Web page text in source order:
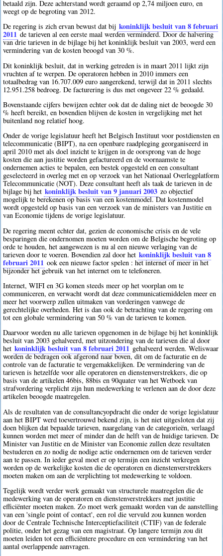
betaald zijn. Deze achterstand wordt geraamd op 2,74 miljoen euro, en
weegt op de begroting van 2012.
De regering is zich ervan bewust dat bij koninklijk besluit van 8 februari
2011 de tarieven al een eerste maal werden verminderd. Door de halvering
van drie tarieven in de bijlage bij het koninklijk besluit van 2003, werd een
vermindering van de kosten beoogd van 30 %.
Dit koninklijk besluit, dat in werking getreden is in maart 2011 lijkt zijn
vruchten af te werpen. De operatoren hebben in 2010 immers een
totaalbedrag van 16.707.009 euro aangerekend, terwijl dat in 2011 slechts
12.951.258 bedroeg. De facturering is dus met ongeveer 22 % gedaald.
Bovenstaande cijfers bewijzen echter ook dat de daling niet de beoogde 30
% heeft bereikt, en bovendien blijven de kosten in vergelijking met het
buitenland nog relatief hoog.
Onder de vorige legislatuur heeft het Belgisch Instituut voor postdiensten en
telecommunicatie (BIPT), na een openbare raadpleging georganiseerd in
april 2010 met als doel inzicht te krijgen in de oorsprong van de hoge
kosten die aan justitie worden gefactureerd en de voornaamste te
ondernemen acties te bepalen, een bestek opgesteld en een consultant
geselecteerd in overleg met en op verzoek van het Nationaal Overlegplatform
Telecommunicatie (NOT). Deze consultant heeft als taak de tarieven in de
bijlage bij het koninklijk besluit van 9 januari 2003 zo objectief
mogelijk te berekenen op basis van een kostenmodel. Dat kostenmodel
wordt opgesteld op basis van een verzoek van de ministers van Justitie en
van Economie tijdens de vorige legislatuur.
De regering meent echter dat, gezien de economische crisis en de vele
besparingen die ondernomen moeten worden om de Belgische begroting op
orde te houden, het aangewezen is nu al een nieuwe verlaging van de
tarieven door te voeren. Bovendien zal door het koninklijk besluit van 8
februari 2011 ook een nieuwe factor spelen : het internet of meer in het
bijzonder het gebruik van het internet om te telefoneren.
Internet, WIFI en 3G komen steeds meer op het voorplan om te
communiceren, en verwacht wordt dat deze communicatiemiddelen meer en
meer het voorwerp zullen uitmaken van vorderingen vanwege de
gerechtelijke overheden. Het is dan ook de betrachting van de regering om
tot een globale vermindering van 50 % van de tarieven te komen.
Daarvoor worden nu alle tarieven opgenomen in de bijlage bij het koninklijk
besluit van 2003 gehalveerd, met uitzondering van de tarieven die al door
het koninklijk besluit van 8 februari 2011 gehalveerd werden. Weliswaar
worden de bedragen ook afgerond naar boven, dit om de facturatie en de
controle van de facturatie te vergemakkelijken. De vermindering van de
tarieven is hetzelfde voor alle operatoren en dienstenverstrekkers, die op
basis van de artikelen 46bis, 88bis en 90quater van het Wetboek van
strafvordering verplicht zijn hun medewerking te verlenen aan de door deze
artikelen beoogde maatregelen.
Als de resultaten van de consultancyopdracht die onder de vorige legislatuur
aan het BIPT werd toevertrouwd bekend zijn, is het niet uitgesloten dat zij
doen blijken dat bepaalde tarieven, naargelang van de categorieën, verlaagd
kunnen worden met meer of minder dan de helft van de huidige tarieven. De
Minister van Justitie en de Minister van Economie zullen deze resultaten
bestuderen en zo nodig de nodige actie ondernemen om de tarieven verder
aan te passen. In ieder geval moet er op termijn een inzicht verkregen
worden op de werkelijke kosten die de operatoren en dienstenverstrekkers
moeten maken om aan de verplichting tot medewerking te voldoen.
Tegelijk wordt verder werk gemaakt van structurele maatregelen die de
medewerking van de operatoren en dienstenverstrekkers met justitie
efficiënter moeten maken. Zo moet werk gemaakt worden van de aanstelling
van een 'single point of contact', een rol die vervuld zou kunnen worden
door de Centrale Technische Interceptiefaciliteit (CTIF) van de federale
politie, onder het gezag van een magistraat. Op langere termijn zou dit
moeten leiden tot een efficiëntere procedure en een vermindering van het
aantal overlappende aanvragen.